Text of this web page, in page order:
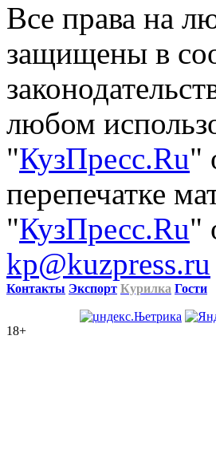
Все права на
защищены в
любом
"КузПресс.Ru"
перепечатке
"КузПресс.Ru"
kp@kuzpress.ru
Контакты Экспорт Курилка Гости
18+